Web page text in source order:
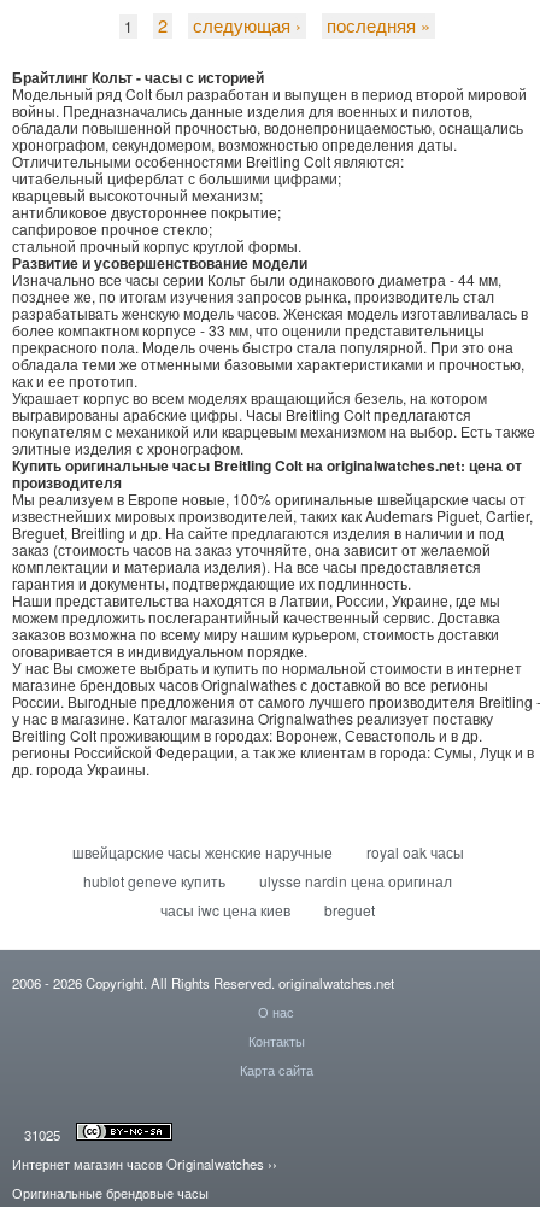
1 2 следующая › последняя »
Брайтлинг Кольт - часы с историей
Модельный ряд Colt был разработан и выпущен в период второй мировой
войны. Предназначались данные изделия для военных и пилотов,
обладали повышенной прочностью, водонепроницаемостью, оснащались
хронографом, секундомером, возможностью определения даты.
Отличительными особенностями Breitling Colt являются:
читабельный циферблат с большими цифрами;
кварцевый высокоточный механизм;
антибликовое двустороннее покрытие;
сапфировое прочное стекло;
стальной прочный корпус круглой формы.
Развитие и усовершенствование модели
Изначально все часы серии Кольт были одинакового диаметра - 44 мм,
позднее же, по итогам изучения запросов рынка, производитель стал
разрабатывать женскую модель часов. Женская модель изготавливалась в
более компактном корпусе - 33 мм, что оценили представительницы
прекрасного пола. Модель очень быстро стала популярной. При это она
обладала теми же отменными базовыми характеристиками и прочностью,
как и ее прототип.
Украшает корпус во всем моделях вращающийся безель, на котором
выгравированы арабские цифры. Часы Breitling Colt предлагаются
покупателям с механикой или кварцевым механизмом на выбор. Есть также
элитные изделия с хронографом.
Купить оригинальные часы Breitling Colt на originalwatches.net: цена от
производителя
Мы реализуем в Европе новые, 100% оригинальные швейцарские часы от
известнейших мировых производителей, таких как Audemars Piguet, Cartier,
Breguet, Breitling и др. На сайте предлагаются изделия в наличии и под
заказ (стоимость часов на заказ уточняйте, она зависит от желаемой
комплектации и материала изделия). На все часы предоставляется
гарантия и документы, подтверждающие их подлинность.
Наши представительства находятся в Латвии, России, Украине, где мы
можем предложить послегарантийный качественный сервис. Доставка
заказов возможна по всему миру нашим курьером, стоимость доставки
оговаривается в индивидуальном порядке.
У нас Вы сможете выбрать и купить по нормальной стоимости в интернет
магазине брендовых часов Orignalwathes с доставкой во все регионы
России. Выгодные предложения от самого лучшего производителя Breitling -
у нас в магазине. Каталог магазина Orignalwathes реализует поставку
Breitling Colt проживающим в городах: Воронеж, Севастополь и в др.
регионы Российской Федерации, а так же клиентам в города: Сумы, Луцк и в
др. города Украины.
швейцарские часы женские наручные
royal oak часы
hublot geneve купить
ulysse nardin цена оригинал
часы iwc цена киев
breguet
2006- 2026Copyright. All Rights Reserved. originalwatches.net
О нас
Контакты
Карта сайта
31025
Интернет магазин часов Originalwatches ››
Оригинальные брендовые часы